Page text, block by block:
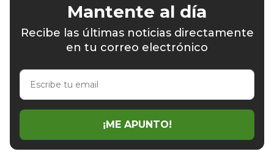
Mantente al día
Recibe las últimas noticias directamente
en tu correo electrónico
Escribe
email
¡ME APUNTO!